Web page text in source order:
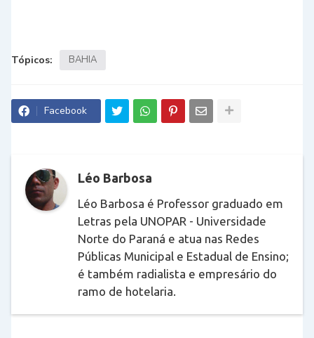
Tópicos: BAHIA
Facebook
Léo Barbosa
Léo Barbosa é Professor graduado em
Letras pela UNOPAR - Universidade
Norte do Paraná e atua nas Redes
Públicas Municipal e Estadual de Ensino;
é também radialista e empresário do
ramo de hotelaria.